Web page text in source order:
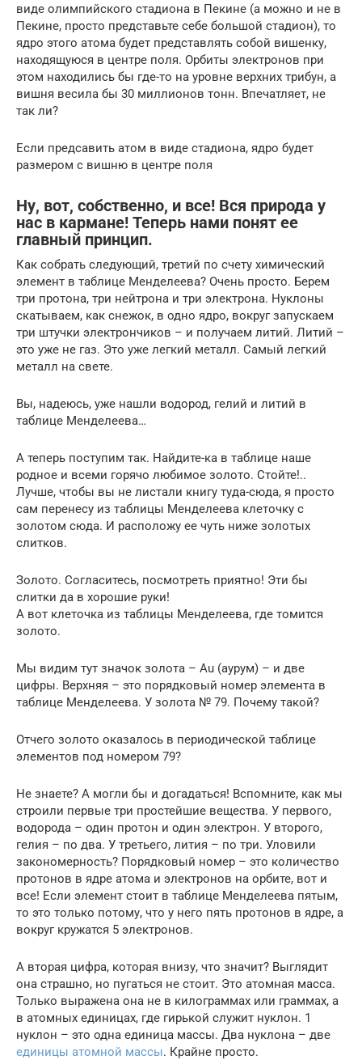
виде олимпийского стадиона в Пекине (а можно и не в
Пекине, просто представьте себе большой стадион), то
ядро этого атома будет представлять собой вишенку,
находящуюся в центре поля. Орбиты электронов при
этом находились бы где-то на уровне верхних трибун, а
вишня весила бы 30 миллионов тонн. Впечатляет, не
так ли?
Если предсавить атом в виде стадиона, ядро будет
размером с вишню в центре поля
Ну, вот, собственно, и все! Вся природа у
нас в кармане! Теперь нами понят ее
главный принцип.
Как собрать следующий, третий по счету химический
элемент в таблице Менделеева? Очень просто. Берем
три протона, три нейтрона и три электрона. Нуклоны
скатываем, как снежок, в одно ядро, вокруг запускаем
три штучки электрончиков – и получаем литий. Литий –
это уже не газ. Это уже легкий металл. Самый легкий
металл на свете.
Вы, надеюсь, уже нашли водород, гелий и литий в
таблице Менделеева…
А теперь поступим так. Найдите-ка в таблице наше
родное и всеми горячо любимое золото. Стойте!..
Лучше, чтобы вы не листали книгу туда-сюда, я просто
сам перенесу из таблицы Менделеева клеточку с
золотом сюда. И расположу ее чуть ниже золотых
слитков.
Золото. Согласитесь, посмотреть приятно! Эти бы
слитки да в хорошие руки!
А вот клеточка из таблицы Менделеева, где томится
золото.
Мы видим тут значок золота – Au (аурум) – и две
цифры. Верхняя – это порядковый номер элемента в
таблице Менделеева. У золота № 79. Почему такой?
Отчего золото оказалось в периодической таблице
элементов под номером 79?
Не знаете? А могли бы и догадаться! Вспомните, как мы
строили первые три простейшие вещества. У первого,
водорода – один протон и один электрон. У второго,
гелия – по два. У третьего, лития – по три. Уловили
закономерность? Порядковый номер – это количество
протонов в ядре атома и электронов на орбите, вот и
все! Если элемент стоит в таблице Менделеева пятым,
то это только потому, что у него пять протонов в ядре, а
вокруг кружатся 5 электронов.
А вторая цифра, которая внизу, что значит? Выглядит
она страшно, но пугаться не стоит. Это атомная масса.
Только выражена она не в килограммах или граммах, а
в атомных единицах, где гирькой служит нуклон. 1
нуклон – это одна единица массы. Два нуклона – две
единицы атомной массы. Крайне просто.